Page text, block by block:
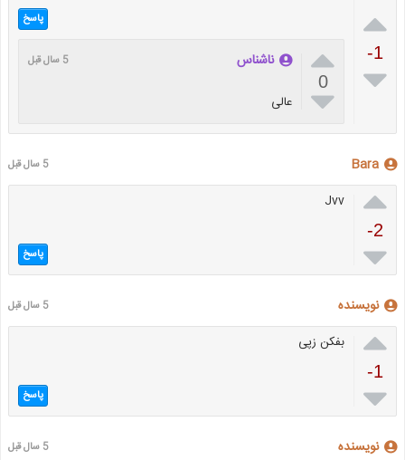

-1

پاسخ

0

ناشناس 5 سال قبل
عالی
Bara 5 سال قبل

-2

Jvv
پاسخ
نویسنده 5 سال قبل

-1

بفکن زپی
پاسخ
نویسنده 5 سال قبل